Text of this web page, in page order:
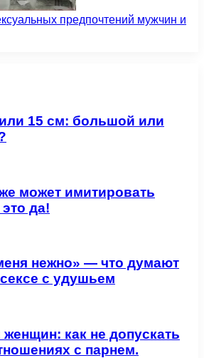
предпочтений мужчин и
15 см: большой или
может имитировать
да!
нежно» — что думают
с удушьем
как не допускать
с парнем.